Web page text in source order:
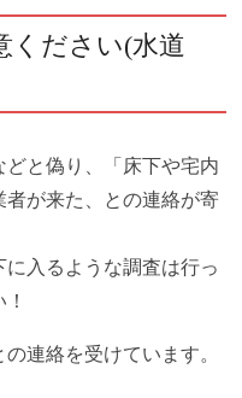
ください(水道
どと偽り、「床下や宅内
が来た、との連絡が寄
入るような調査は行っ
連絡を受けています。